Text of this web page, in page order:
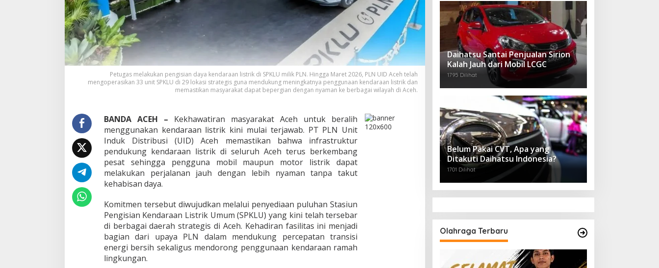
k
a
p
,
P
n
g
u
o
b
l
L
i
s
t
i
k
T
a
P
r
Petugas melakukan pengisian daya kendaraan listrik di SPKLU milik PLN. Hingga Maret 2026, PLN UID Aceh telah
mengoperasikan 33 unit SPKLU di 29 lokasi strategis guna mendukung meningkatnya penggunaan kendaraan listrik dan
memastikan masyarakat dapat bepergian dengan nyaman ke berbagai wilayah di Aceh.
BANDA ACEH – Kekhawatiran masyarakat Aceh untuk beralih
menggunakan kendaraan listrik kini mulai terjawab. PT PLN Unit
Induk Distribusi (UID) Aceh memastikan bahwa infrastruktur
pendukung kendaraan listrik di seluruh Aceh terus berkembang
pesat sehingga pengguna mobil maupun motor listrik dapat
melakukan perjalanan jauh dengan lebih nyaman tanpa takut
kehabisan daya.
Komitmen tersebut diwujudkan melalui penyediaan puluhan Stasiun
Pengisian Kendaraan Listrik Umum (SPKLU) yang kini telah tersebar
di berbagai daerah strategis di Aceh. Kehadiran fasilitas ini menjadi
bagian dari upaya PLN dalam mendukung percepatan transisi
energi bersih sekaligus mendorong penggunaan kendaraan ramah
lingkungan.
Daihatsu Santai Penjualan Sirion
Kalah Jauh dari Mobil LCGC
1795 Dilihat
Belum Pakai CVT, Apa yang
Ditakuti Daihatsu Indonesia?
1701 Dilihat
Olahraga Terbaru